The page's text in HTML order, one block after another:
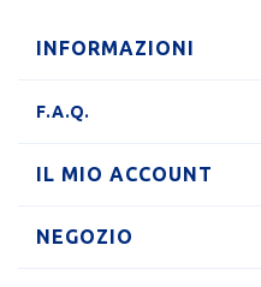
INFORMAZIONI
F.A.Q.
IL MIO ACCOUNT
NEGOZIO